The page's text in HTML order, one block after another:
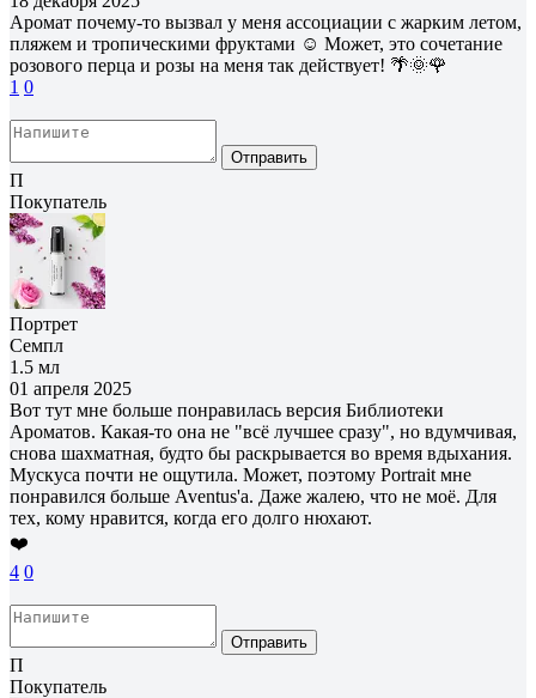
Аромат почему-то вызвал у меня ассоциации с жарким летом,
пляжем и тропическими фруктами ☺️ Может, это сочетание
розового перца и розы на меня так действует! 🌴🌞🌹
1 0
Отправить
П
Покупатель
Портрет
Семпл
1.5 мл
01 апреля 2025
Вот тут мне больше понравилась версия Библиотеки
Ароматов. Какая-то она не "всё лучшее сразу", но вдумчивая,
снова шахматная, будто бы раскрывается во время вдыхания.
Мускуса почти не ощутила. Может, поэтому Portrait мне
понравился больше Aventus'a. Даже жалею, что не моё. Для
тех, кому нравится, когда его долго нюхают.
❤️
4 0
Отправить
П
Покупатель